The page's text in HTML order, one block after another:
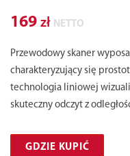
169 zł NETTO
Przewodowy skaner
charakteryzujący się
technologia liniowej
skuteczny odczyt z
GDZIE KUPIĆ